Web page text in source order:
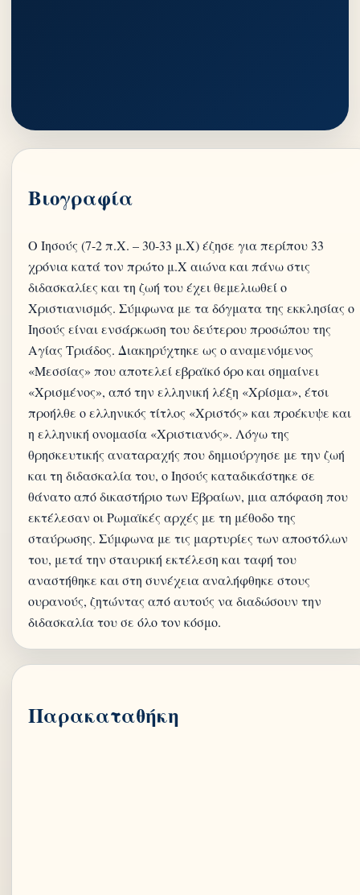
Βιογραφία
Ο Ιησούς (7-2 π.Χ. – 30-33 μ.Χ) έζησε για περίπου 33
χρόνια κατά τον πρώτο μ.Χ αιώνα και πάνω στις
διδασκαλίες και τη ζωή του έχει θεμελιωθεί ο
Χριστιανισμός. Σύμφωνα με τα δόγματα της εκκλησίας ο
Ιησούς είναι ενσάρκωση του δεύτερου προσώπου της
Αγίας Τριάδος. Διακηρύχτηκε ως ο αναμενόμενος
«Μεσσίας» που αποτελεί εβραϊκό όρο και σημαίνει
«Χρισμένος», από την ελληνική λέξη «Χρίσμα», έτσι
προήλθε ο ελληνικός τίτλος «Χριστός» και προέκυψε και
η ελληνική ονομασία «Χριστιανός». Λόγω της
θρησκευτικής αναταραχής που δημιούργησε με την ζωή
και τη διδασκαλία του, ο Ιησούς καταδικάστηκε σε
θάνατο από δικαστήριο των Εβραίων, μια απόφαση που
εκτέλεσαν οι Ρωμαϊκές αρχές με τη μέθοδο της
σταύρωσης. Σύμφωνα με τις μαρτυρίες των αποστόλων
του, μετά την σταυρική εκτέλεση και ταφή του
αναστήθηκε και στη συνέχεια αναλήφθηκε στους
ουρανούς, ζητώντας από αυτούς να διαδώσουν την
διδασκαλία του σε όλο τον κόσμο.
Παρακαταθήκη